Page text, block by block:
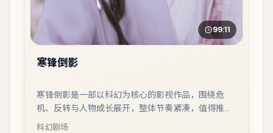
99:11
寒锋倒影
寒锋倒影是一部以科幻为核心的影视作品，围绕危
机、反转与人物成长展开，整体节奏紧凑，值得推荐
观看。
科幻剧场